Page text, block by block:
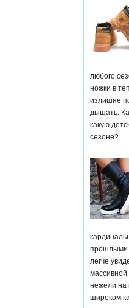
любого
ножки в
излишне
дышать.
какую
сезоне?
прошлыми
легче
нежели на
широком